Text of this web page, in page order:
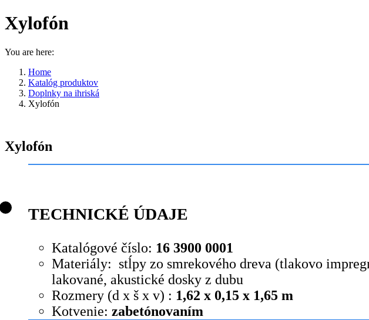
Xylofón
You are here:
Home
Katalóg produktov
Doplnky na ihriská
Xylofón
Xylofón
TECHNICKÉ ÚDAJE
Katalógové číslo: 16 3900 0001
Materiály: stĺpy zo smrekového dreva (tlakovo
lakované, akustické dosky z dubu
Rozmery (d x š x v) : 1,62 x 0,15 x 1,65 m
Kotvenie: zabetónovaním